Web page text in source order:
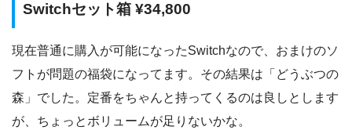
Switchセット箱 ¥34,800
現在普通に購入が可能になったSwitchなので、おまけのソ
フトが問題の福袋になってます。その結果は「どうぶつの
森」でした。定番をちゃんと持ってくるのは良しとします
が、ちょっとボリュームが足りないかな。